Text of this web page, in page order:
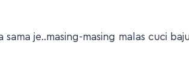
sama je..masing-masing malas cuci